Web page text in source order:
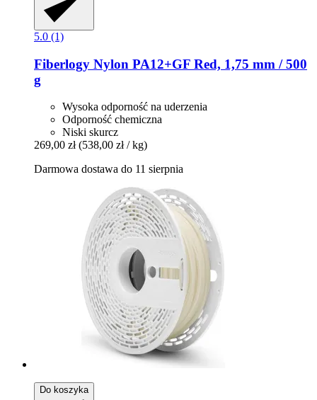
5.0 (1)
Fiberlogy Nylon PA12+GF Red, 1,75 mm / 500
g
Wysoka odporność na uderzenia
Odporność chemiczna
Niski skurcz
269,00 zł (538,00 zł / kg)
Darmowa dostawa do 11 sierpnia
Do koszyka